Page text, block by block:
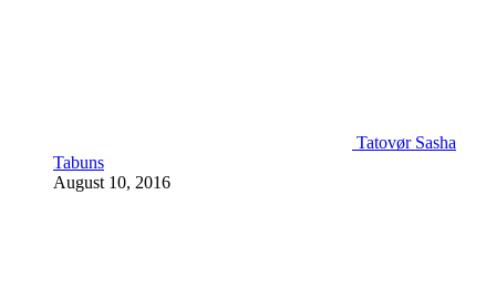
Tatovør Sasha
Tabuns
August 10, 2016